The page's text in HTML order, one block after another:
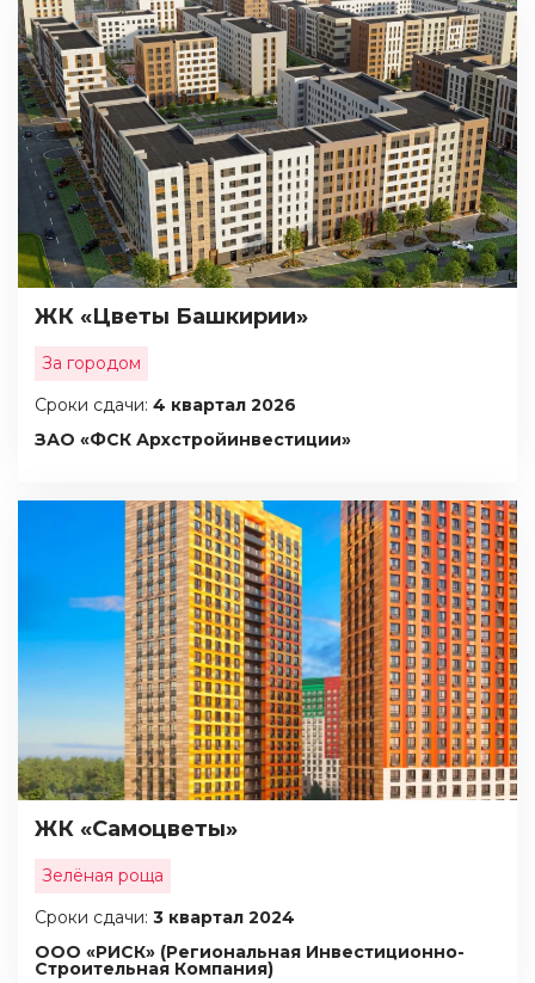
ЖК «Цветы Башкирии»
За городом
Сроки сдачи: 4 квартал 2026
ЗАО «ФСК Архстройинвестиции»
ЖК «Самоцветы»
Зелёная роща
Сроки сдачи: 3 квартал 2024
ООО «РИСК» (Региональная Инвестиционно-
Строительная Компания)